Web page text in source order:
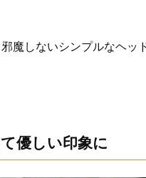
魔しないシンプルなヘ
優しい印象に